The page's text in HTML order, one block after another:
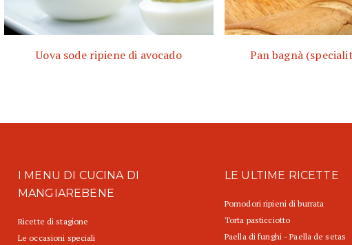
Uova sode ripiene di avocado Pan bagnà
I MENU DI CUCINA DI
MANGIAREBENE
Ricette di stagione
Le occasioni speciali
LE ULTIME RICETTE
Pomodori ripieni di burrata
Torta pasticciotto
Paella di funghi - Paella de setas